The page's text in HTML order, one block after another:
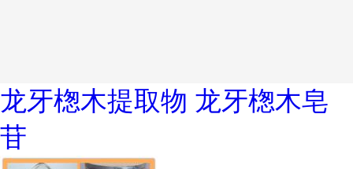
龙牙楤木提取物 龙牙楤木皂
苷